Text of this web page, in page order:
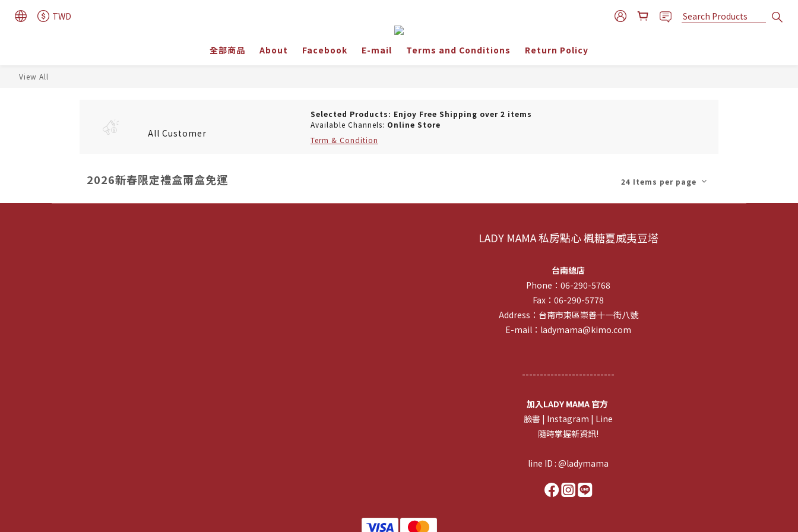
TWD
全部商品 About Facebook E-mail Terms and Conditions Return Policy
View All
All Customer
Selected Products: Enjoy Free Shipping over 2 items
Available Channels: Online Store
Term & Condition
2026新春限定禮盒兩盒免運 24 Items per page
LADY MAMA 私房點心 楓糖夏威夷豆塔
台南總店
Phone：06-290-5768
Fax：06-290-5778
Address：台南市東區崇善十一街八號
E-mail：ladymama@kimo.com
--------------------------
加入LADY MAMA 官方
臉書 | Instagram | Line
隨時掌握新資訊!
line ID : @ladymama